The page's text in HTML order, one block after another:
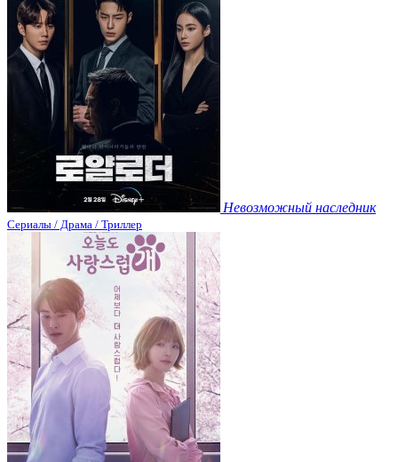
Невозможный наследник
Сериалы / Драма / Триллер